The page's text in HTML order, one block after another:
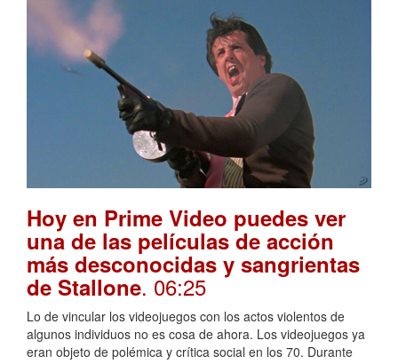
Hoy en Prime Video puedes ver
una de las películas de acción
más desconocidas y sangrientas
de Stallone. 06:25
Lo de vincular los videojuegos con los actos violentos de
algunos individuos no es cosa de ahora. Los videojuegos ya
eran objeto de polémica y crítica social en los 70. Durante